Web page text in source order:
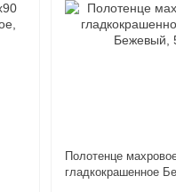
Полотенце
гладкокрашенное